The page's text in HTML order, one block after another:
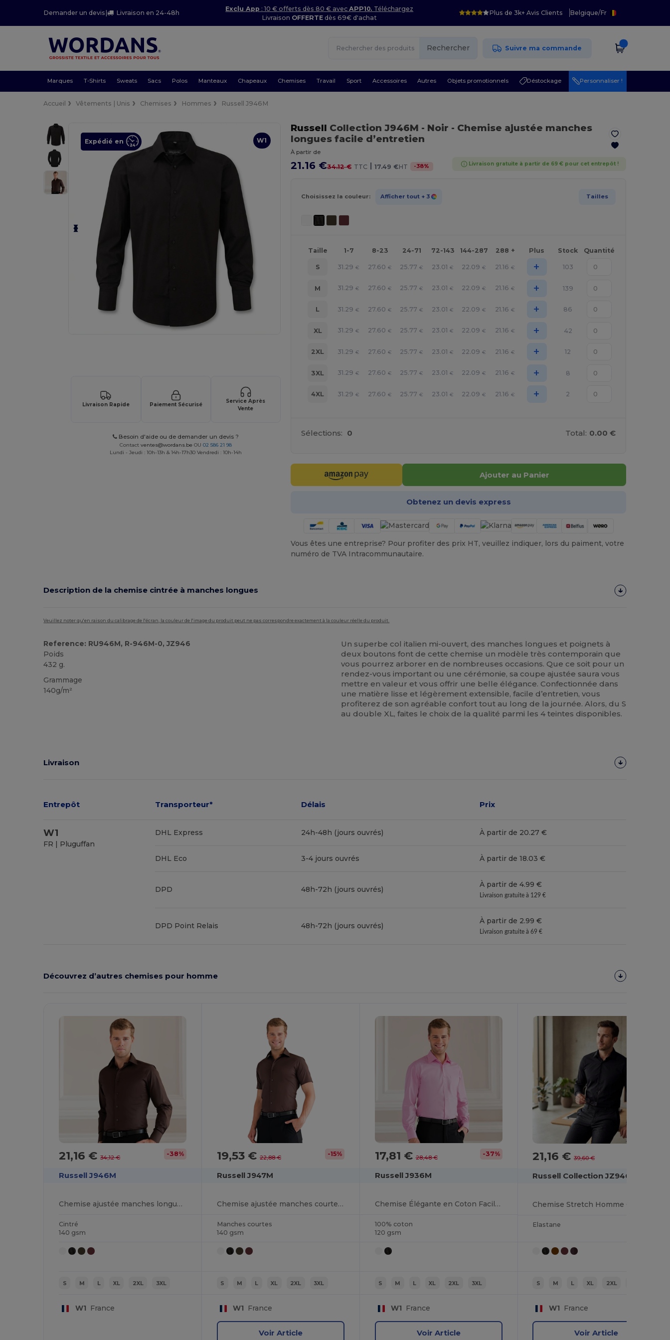
Demander un devis | Livraison en 24-48h
Exclu App : 10 € offerts dès 80 € avecAPP10. Téléchargez
Livraison OFFERTE dès 69€ d'achat
Plus de 3k+ Avis Clients Belgique/Fr
Rechercher Suivre ma commande
Marques T-Shirts Sweats Sacs Polos Manteaux Chapeaux Chemises Travail Sport Accessoires Autres Objets promotionnels Déstockage Personnaliser !
Accueil Vêtements | Unis Chemises Hommes Russell J946M
W1
Expédié en
Livraison Rapide Paiement Sécurisé
Service Après
Vente
Besoin d'aide ou de demander un devis ?
Contactventes@wordans.be OU02 586 21 98
Lundi - Jeudi : 10h-13h & 14h-17h30 Vendredi : 10h-14h
Russell Collection J946M - Noir - Chemise ajustée manches
longues facile d’entretien
À partir de
21.16 €34.12 € TTC | 17.49 €HT -38% Livraison gratuite à partir de 69 € pour cet entrepôt !
Choisissez la couleur: Afficher tout + 3 Tailles
Taille 1-7 8-23 24-71 72-143 144-287 288 + Plus Stock Quantité
S 31.29 € 27.60 € 25.77 € 23.01 € 22.09 € 21.16 € + 103
M 31.29 € 27.60 € 25.77 € 23.01 € 22.09 € 21.16 € + 139
L 31.29 € 27.60 € 25.77 € 23.01 € 22.09 € 21.16 € + 86
XL 31.29 € 27.60 € 25.77 € 23.01 € 22.09 € 21.16 € + 42
2XL 31.29 € 27.60 € 25.77 € 23.01 € 22.09 € 21.16 € + 12
3XL 31.29 € 27.60 € 25.77 € 23.01 € 22.09 € 21.16 € + 8
4XL 31.29 € 27.60 € 25.77 € 23.01 € 22.09 € 21.16 € + 2
Sélections: 0 Total: 0.00 €
Ajouter au Panier
Obtenez un devis express
Vous êtes une entreprise? Pour profiter des prix HT, veuillez indiquer, lors du paiment, votre
numéro de TVA Intracommunautaire.
Description de la chemise cintrée à manches longues
Veuillez noter qu'en raison du calibrage de l'écran, la couleur de l'image du produit peut ne pas correspondre exactement à la couleur réelle du produit.
Reference: RU946M, R-946M-0, JZ946
Poids
432 g.
Grammage
140g/m²
Un superbe col italien mi-ouvert, des manches longues et poignets à
deux boutons font de cette chemise un modèle très contemporain que
vous pourrez arborer en de nombreuses occasions. Que ce soit pour un
rendez-vous important ou une cérémonie, sa coupe ajustée saura vous
mettre en valeur et vous offrir une belle élégance. Confectionnée dans
une matière lisse et légèrement extensible, facile d’entretien, vous
profiterez de son agréable confort tout au long de la journée. Alors, du S
au double XL, faites le choix de la qualité parmi les 4 teintes disponibles.
Livraison
Entrepôt Transporteur* Délais Prix
W1
FR | Pluguffan
DHL Express 24h-48h (jours ouvrés) À partir de 20.27 €
DHL Eco 3-4 jours ouvrés À partir de 18.03 €
DPD 48h-72h (jours ouvrés)
À partir de 4.99 €
Livraison gratuite à 129 €
DPD Point Relais 48h-72h (jours ouvrés)
À partir de 2.99 €
Livraison gratuite à 69 €
Découvrez d’autres chemises pour homme
21,16 €34,12 € -38%
Russell J946M
Chemise ajustée manches longues facile d’entretien
Cintré
140 gsm
S M L XL 2XL 3XL
W1 France
19,53 € 22,88 € -15%
Russell J947M
Chemise ajustée manches courtes facile d’entretien
Manches courtes
140 gsm
S M L XL 2XL 3XL
W1 France
Voir Article
17,81 €28,48 € -37%
Russell J936M
Chemise Élégante en Coton Facile d'Entretien
100% coton
120 gsm
S M L XL 2XL 3XL
W1 France
Voir Article
21,16 €39,60 €
Russell Collection JZ946
Chemise Stretch Homme Coton
Elastane
S M L XL 2XL
W1 France
Voir Article